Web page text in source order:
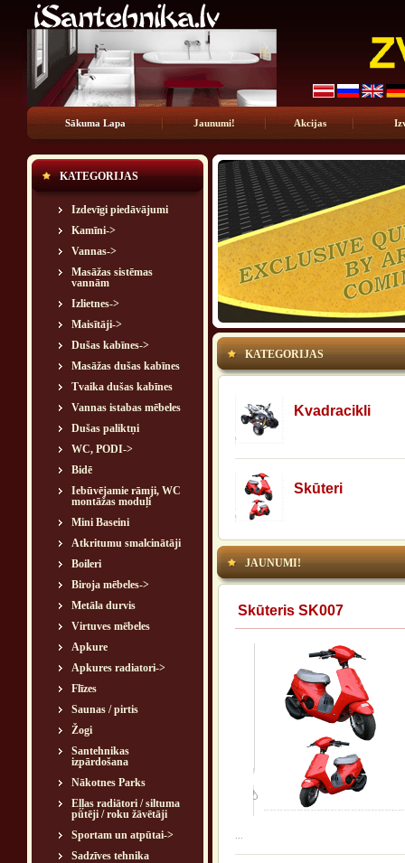
Sākuma Lapa Jaunumi! Akcijas
KATEGORIJAS
Izdevīgi piedāvājumi
Kamīni->
Vannas->
Masāžas sistēmas
vannām
Izlietnes->
Maisītāji->
Dušas kabīnes->
Masāžas dušas kabīnes
Tvaika dušas kabīnes
Vannas istabas mēbeles
Dušas paliktņi
WC, PODI->
Bidē
Iebūvējamie rāmji, WC
montāžas moduļi
Mini Baseini
Atkritumu smalcinātāji
Boileri
Biroja mēbeles->
Metāla durvis
Virtuves mēbeles
Apkure
Apkures radiatori->
Flīzes
Saunas / pirtis
Žogi
Santehnikas
izpārdošana
Nākotnes Parks
Eļļas radiātori / siltuma
pūtēji / roku žāvētāji
Sportam un atpūtai->
Sadzīves tehnika
KATEGORIJAS
Kvadracikli
Skūteri
JAUNUMI!
Skūteris SK007